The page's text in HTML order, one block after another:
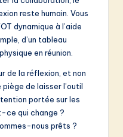
reste humain. Vous
dynamique à l’aide
d’un tableau
en réunion.
de la réflexion, et non
de laisser l’outil
portée sur les
ce qui change ?
nous prêts ?